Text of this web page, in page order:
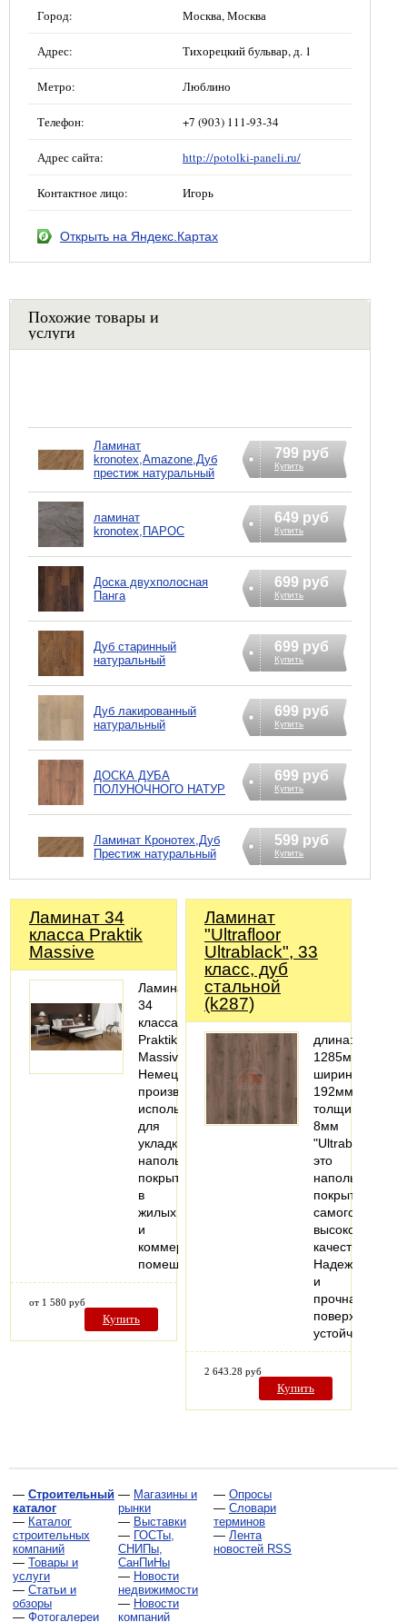
Город: Москва, Москва
Адрес: Тихорецкий бульвар, д. 1
Метро: Люблино
Телефон: +7 (903) 111-93-34
Адрес сайта: http://potolki-paneli.ru/
Контактное лицо: Игорь
Открыть на Яндекс.Картах
Похожие товары и
услуги
Ламинат
kronotex,Amazone,Дуб
престиж натуральный
799 руб
Купить
ламинат
kronotex,ПАРОС
649 руб
Купить
Доска двухполосная
Панга
699 руб
Купить
Дуб старинный
натуральный
699 руб
Купить
Дуб лакированный
натуральный
699 руб
Купить
ДОСКА ДУБА
ПОЛУНОЧНОГО НАТУР
699 руб
Купить
Ламинат Кронотех,Дуб
Престиж натуральный
599 руб
Купить
Ламинат 34
класса Praktik
Massive
Ламинат
34
класса
Praktik
Massive
Немецкого
производства
используется
для
укладки
напольного
покрытия
в
жилых
и
коммерческих
помещениях.
от 1 580 руб
Купить
Ламинат
"Ultrafloor
Ultrablack", 33
класс, дуб
стальной
(k287)
длина:
1285мм;
ширина:
192мм;
толщина:
8мм
"Ultrablack"
это
напольные
покрытия
самого
высокого
качества.
Надежная
и
прочная
поверхность
устойчива…
2 643.28 руб
Купить
— Строительный
каталог
— Каталог
строительных
компаний
— Товары и
услуги
— Статьи и
обзоры
— Фотогалереи
— Магазины и
рынки
— Выставки
— ГОСТы,
СНИПы,
СанПиНы
— Новости
недвижимости
— Новости
компаний
— Опросы
— Словари
терминов
— Лента
новостей RSS